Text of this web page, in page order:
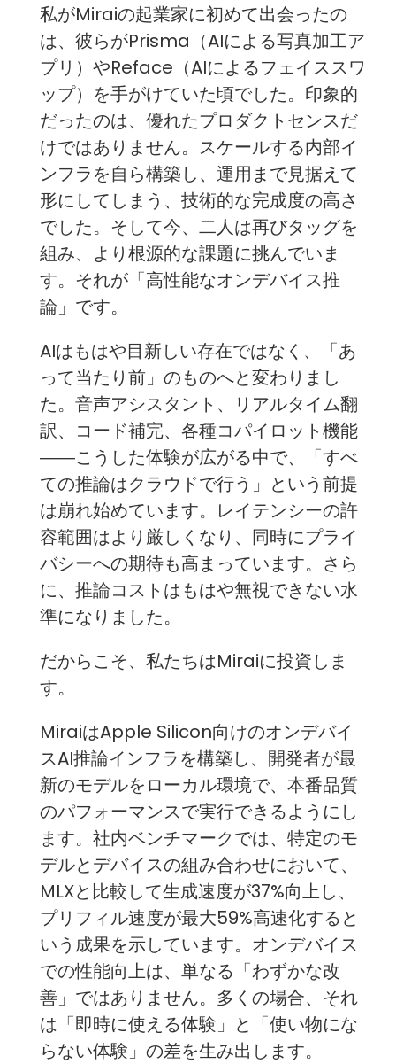
私がMiraiの起業家に初めて出会ったの
は、彼らがPrisma（AIによる写真加工ア
プリ）やReface（AIによるフェイススワ
ップ）を手がけていた頃でした。印象的
だったのは、優れたプロダクトセンスだ
けではありません。スケールする内部イ
ンフラを自ら構築し、運用まで見据えて
形にしてしまう、技術的な完成度の高さ
でした。そして今、二人は再びタッグを
組み、より根源的な課題に挑んでいま
す。それが「高性能なオンデバイス推
論」です。
AIはもはや目新しい存在ではなく、「あ
って当たり前」のものへと変わりまし
た。音声アシスタント、リアルタイム翻
訳、コード補完、各種コパイロット機能
――こうした体験が広がる中で、「すべ
ての推論はクラウドで行う」という前提
は崩れ始めています。レイテンシーの許
容範囲はより厳しくなり、同時にプライ
バシーへの期待も高まっています。さら
に、推論コストはもはや無視できない水
準になりました。
だからこそ、私たちはMiraiに投資しま
す。
MiraiはApple Silicon向けのオンデバイ
スAI推論インフラを構築し、開発者が最
新のモデルをローカル環境で、本番品質
のパフォーマンスで実行できるようにし
ます。社内ベンチマークでは、特定のモ
デルとデバイスの組み合わせにおいて、
MLXと比較して生成速度が37%向上し、
プリフィル速度が最大59%高速化すると
いう成果を示しています。オンデバイス
での性能向上は、単なる「わずかな改
善」ではありません。多くの場合、それ
は「即時に使える体験」と「使い物にな
らない体験」の差を生み出します。